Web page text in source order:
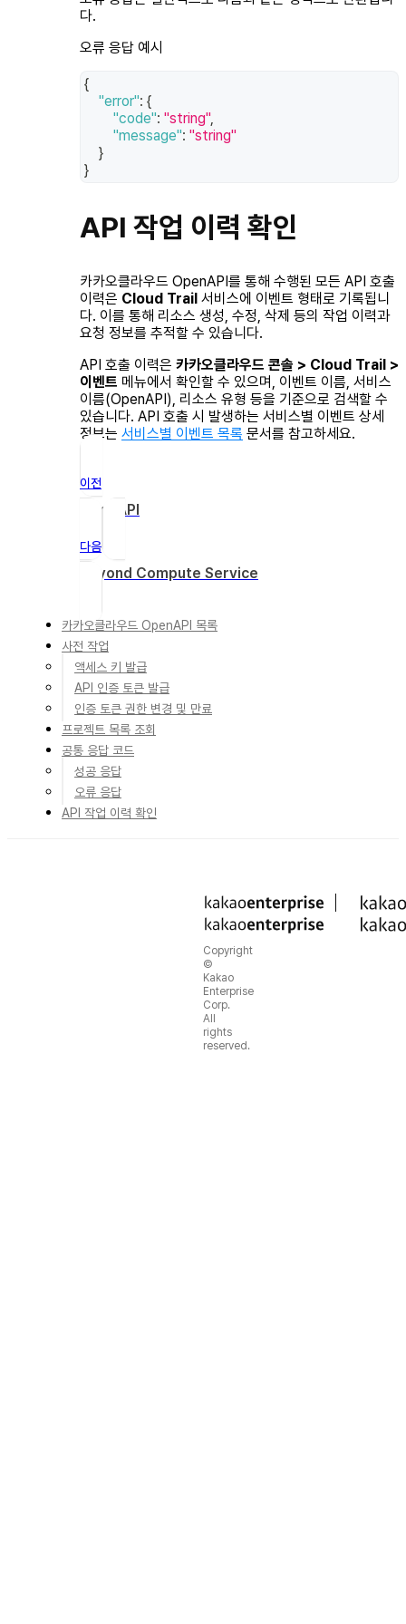
다.
오류 응답 예시
{
"error": {
"code": "string"
"message": "string"
}
}
API 작업 이력 확인
카카오클라우드 OpenAPI를 통해 수행된 모든 API 호출
이력은 Cloud Trail 서비스에 이벤트 형태로 기록됩니
다. 이를 통해 리소스 생성, 수정, 삭제 등의 작업 이력과
요청 정보를 추적할 수 있습니다.
API 호출 이력은 카카오클라우드 콘솔 > Cloud Trail >
이벤트 메뉴에서 확인할 수 있으며, 이벤트 이름, 서비스
이름(OpenAPI), 리소스 유형 등을 기준으로 검색할 수
있습니다. API 호출 시 발생하는 서비스별 이벤트 상세
정보는 서비스별 이벤트 목록 문서를 참고하세요.
이전
OpenAPI
다음
Beyond Compute Service
카카오클라우드 OpenAPI 목록
사전 작업
액세스 키 발급
API 인증 토큰 발급
인증 토큰 권한 변경 및 만료
프로젝트 목록 조회
공통 응답 코드
성공 응답
오류 응답
API 작업 이력 확인
Copyright
©
Kakao
Enterprise
Corp.
All
rights
reserved.